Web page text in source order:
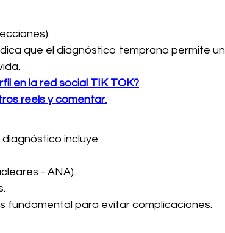
que el diagnóstico temprano permite un
en la red social TIK TOK?
reels y comentar.
incluye:
- ANA).
fundamental para evitar complicaciones.